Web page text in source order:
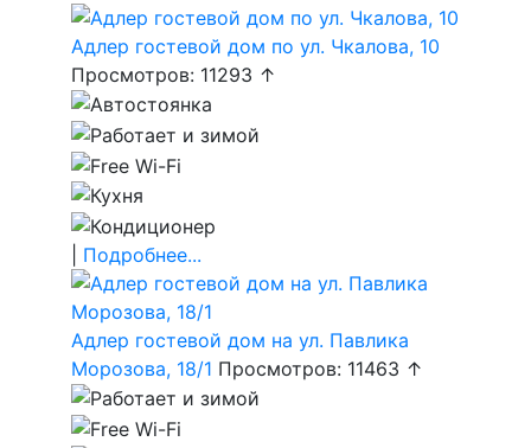
Адлер гостевой дом по ул. Чкалова, 10
Просмотров: 11293 ↑
Подробнее...
Адлер гостевой дом на ул. Павлика
Морозова, 18/1 Просмотров: 11463 ↑